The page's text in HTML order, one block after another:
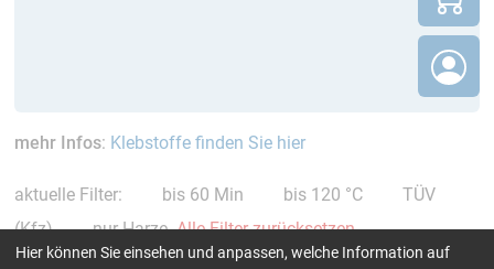
mehr Infos: Klebstoffe finden Sie hier
aktuelle Filter: bis 60 Min bis 120 °C
TÜV
(Kfz)
nur Harze Alle Filter zurücksetzen
Hier können Sie einsehen und anpassen, welche Information auf